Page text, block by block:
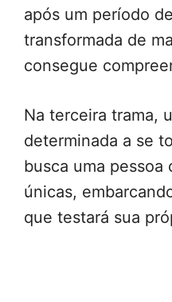
após um período
transformada de
consegue
Na terceira trama,
determinada a se
busca uma pessoa
únicas,
que testará sua